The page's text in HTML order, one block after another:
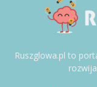
Ruszglowa.pl to